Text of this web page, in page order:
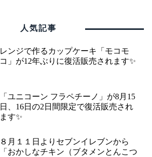
人気記事
レンジで作るカップケーキ「モコモ
コ」が12年ぶりに復活販売されます✨
「ユニコーン フラペチーノ」が8月15
日、16日の2日間限定で復活販売され
ます✨
８月１１日よりセブンイレブンから
「おかしなチキン（ブタメンとんこつ